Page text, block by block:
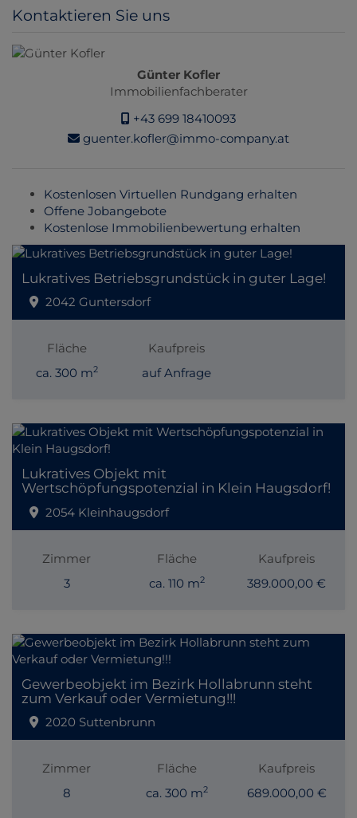
Kontaktieren Sie uns
Günter Kofler
Immobilienfachberater
+43 699 18410093
guenter.kofler@immo-company.at
Kostenlosen Virtuellen Rundgang erhalten
Offene Jobangebote
Kostenlose Immobilienbewertung erhalten
Lukratives Betriebsgrundstück in guter Lage!
2042 Guntersdorf
Fläche
ca. 300 m2
Kaufpreis
auf Anfrage
Lukratives Objekt mit
Wertschöpfungspotenzial in Klein Haugsdorf!
2054 Kleinhaugsdorf
Zimmer
3
Fläche
ca. 110 m2
Kaufpreis
389.000,00 €
Gewerbeobjekt im Bezirk Hollabrunn steht
zum Verkauf oder Vermietung!!!
2020 Suttenbrunn
Zimmer
8
Fläche
ca. 300 m2
Kaufpreis
689.000,00 €